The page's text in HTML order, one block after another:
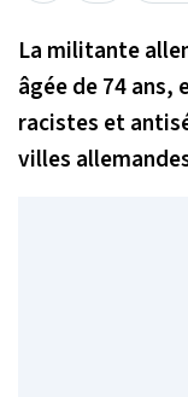
La militante
âgée de 74
racistes et
villes